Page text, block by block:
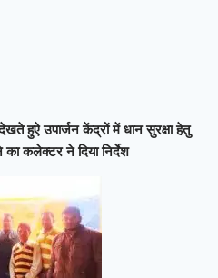
हुऐ उपार्जन केंद्रों में धान सुरक्षा हेतु
कलेक्टर ने दिया निर्देश